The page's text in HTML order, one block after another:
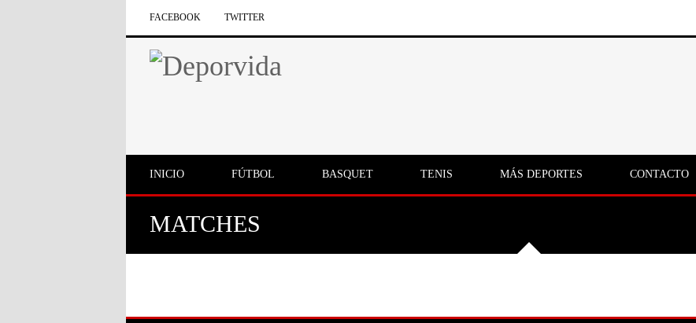
FACEBOOK TWITTER
INICIO FÚTBOL BASQUET TENIS MÁS DEPORTES CONTACTO
MATCHES